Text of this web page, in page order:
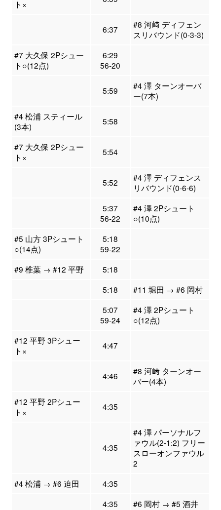
ト×
6:37
#8 河﨑 ディフェン
スリバウンド(0-3-3)
#7 大久保 2Pシュー
ト○(12点)
6:29
56-20
5:59
#4 澤 ターンオーバ
ー(7本)
#4 松浦 スティール
(3本)
5:58
#7 大久保 2Pシュー
ト×
5:54
5:52
#4 澤 ディフェンス
リバウンド(0-6-6)
5:37
56-22
#4 澤 2Pシュート
○(10点)
#5 山方 3Pシュート
○(14点)
5:18
59-22
#9 椎葉 → #12 平野
5:18
5:18
#11 堀田 → #6 岡村
5:07
59-24
#4 澤 2Pシュート
○(12点)
#12 平野 3Pシュー
ト×
4:47
4:46
#8 河﨑 ターンオー
バー(4本)
#12 平野 2Pシュー
ト×
4:35
4:35
#4 澤 パーソナルフ
ァウル(2-1:2) フリー
スローオンファウル
2
#4 松浦 → #6 迫田
4:35
4:35
#6 岡村 → #5 酒井